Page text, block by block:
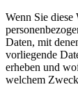
Wenn Sie diese
Daten, mit
vorliegende
erheben und
welchem